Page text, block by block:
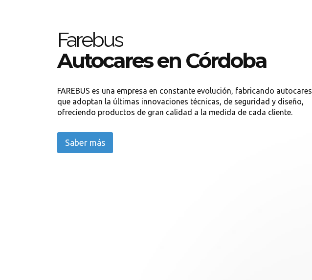
Farebus
Autocares en Córdoba
FAREBUS es una empresa en constante evolución, fabricando autocares
que adoptan la últimas innovaciones técnicas, de seguridad y diseño,
ofreciendo productos de gran calidad a la medida de cada cliente.
Saber más